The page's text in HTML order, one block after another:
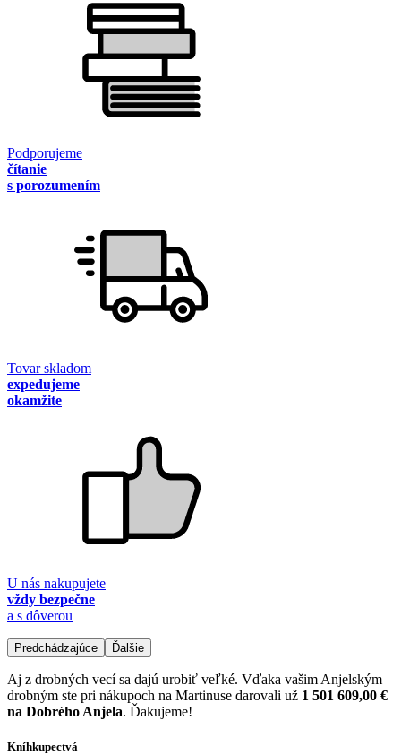
Podporujeme
čítanie
s porozumením
Tovar skladom
expedujeme
okamžite
U nás nakupujete
vždy bezpečne
a s dôverou
Predchádzajúce Ďalšie
Aj z drobných vecí sa dajú urobiť veľké. Vďaka vašim Anjelským
drobným ste pri nákupoch na Martinuse darovali už 1 501 609,00 €
na Dobrého Anjela. Ďakujeme!
Kníhkupectvá